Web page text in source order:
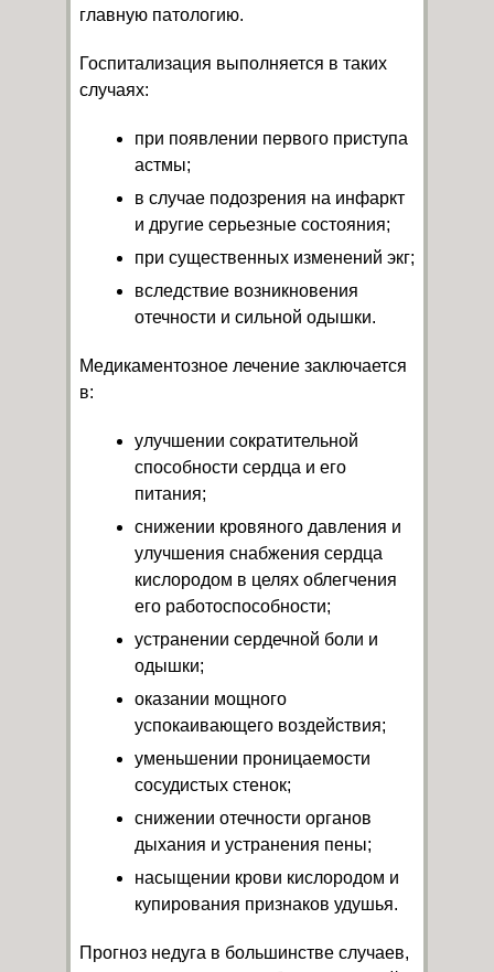
главную патологию.
Госпитализация выполняется в таких
случаях:
при появлении первого приступа
астмы;
в случае подозрения на инфаркт
и другие серьезные состояния;
при существенных изменений экг;
вследствие возникновения
отечности и сильной одышки.
Медикаментозное лечение заключается
в:
улучшении сократительной
способности сердца и его
питания;
снижении кровяного давления и
улучшения снабжения сердца
кислородом в целях облегчения
его работоспособности;
устранении сердечной боли и
одышки;
оказании мощного
успокаивающего воздействия;
уменьшении проницаемости
сосудистых стенок;
снижении отечности органов
дыхания и устранения пены;
насыщении крови кислородом и
купирования признаков удушья.
Прогноз недуга в большинстве случаев,